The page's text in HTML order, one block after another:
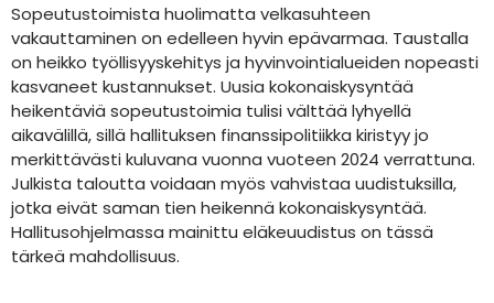
Sopeutustoimista huolimatta velkasuhteen
vakauttaminen on edelleen hyvin epävarmaa. Taustalla
on heikko työllisyyskehitys ja hyvinvointialueiden nopeasti
kasvaneet kustannukset. Uusia kokonaiskysyntää
heikentäviä sopeutustoimia tulisi välttää lyhyellä
aikavälillä, sillä hallituksen finanssipolitiikka kiristyy jo
merkittävästi kuluvana vuonna vuoteen 2024 verrattuna.
Julkista taloutta voidaan myös vahvistaa uudistuksilla,
jotka eivät saman tien heikennä kokonaiskysyntää.
Hallitusohjelmassa mainittu eläkeuudistus on tässä
tärkeä mahdollisuus.